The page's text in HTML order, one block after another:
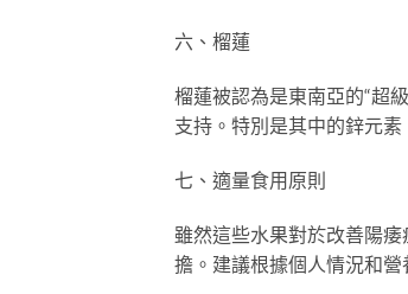
六、榴蓮
榴蓮被認為是東南亞的“超
支持。特別是其中的鋅元
七、適量食用原則
雖然這些水果對於改善陽
擔。建議根據個人情況和